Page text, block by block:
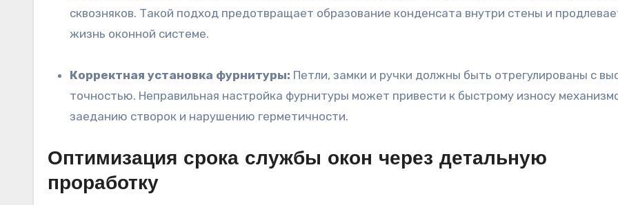
сквозняков. Такой подход предотвращает образование конденсата внутри стены и
жизнь оконной системе.
Корректная установка фурнитуры: Петли, замки и ручки должны быть отрегулированы с
точностью. Неправильная настройка фурнитуры может привести к быстрому износу
заеданию створок и нарушению герметичности.
Оптимизация срока службы окон через детальную
проработку